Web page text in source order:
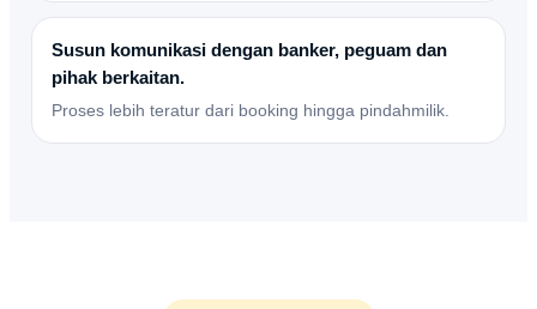
Susun komunikasi dengan banker, peguam dan
pihak berkaitan.
Proses lebih teratur dari booking hingga pindahmilik.